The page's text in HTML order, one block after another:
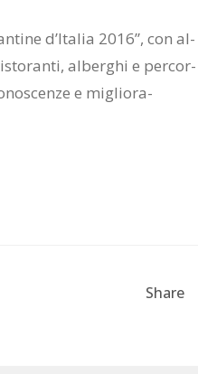
d’I­ta­lia 2016”, con al­
al­ber­ghi e per­cor­
e mi­glio­ra­
Share